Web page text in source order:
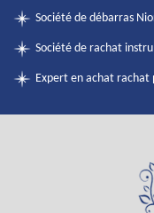
Société de débarras
Société de rachat
Expert en achat rachat